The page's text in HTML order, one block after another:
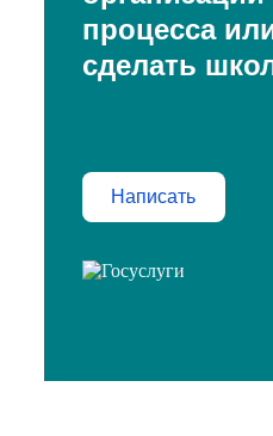
процесса
сделать
Написать